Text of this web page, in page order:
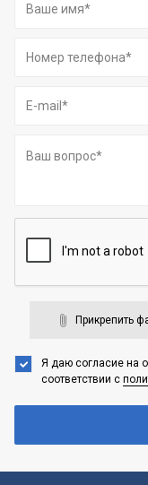
Прикрепить
Я даю согласие на
соответствии с